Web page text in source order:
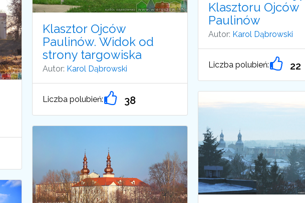
Klasztor Ojców
Paulinów. Widok od
strony targowiska
Autor: Karol Dąbrowski
Liczba polubień: 38
Klasztoru Ojców
Paulinów
Autor: Karol Dąbrowski
Liczba polubień: 22